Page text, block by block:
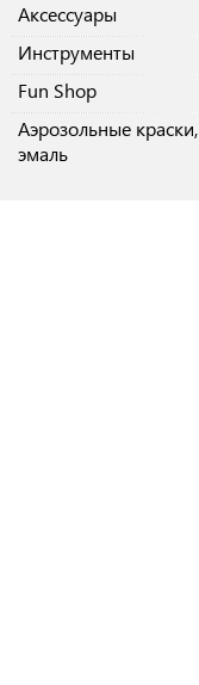
Аксессуары
Инструменты
Fun Shop
Аэрозольные краски,
эмаль